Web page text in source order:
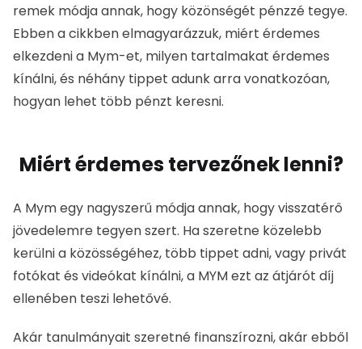
remek módja annak, hogy közönségét pénzzé tegye.
Ebben a cikkben elmagyarázzuk, miért érdemes
elkezdeni a Mym-et, milyen tartalmakat érdemes
kínálni, és néhány tippet adunk arra vonatkozóan,
hogyan lehet több pénzt keresni.
Miért érdemes tervezőnek lenni?
A Mym egy nagyszerű módja annak, hogy visszatérő
jövedelemre tegyen szert. Ha szeretne közelebb
kerülni a közösségéhez, több tippet adni, vagy privát
fotókat és videókat kínálni, a MYM ezt az átjárót díj
ellenében teszi lehetővé.
Akár tanulmányait szeretné finanszírozni, akár ebből